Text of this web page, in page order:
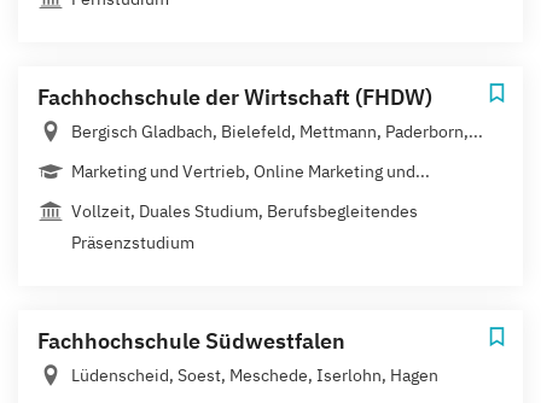
Fachhochschule der Wirtschaft (FHDW)
Bergisch Gladbach, Bielefeld, Mettmann, Paderborn,...
Marketing und Vertrieb, Online Marketing und...
Vollzeit, Duales Studium, Berufsbegleitendes
Präsenzstudium
Fachhochschule Südwestfalen
Lüdenscheid, Soest, Meschede, Iserlohn, Hagen